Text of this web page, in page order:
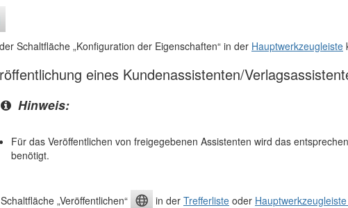
Schaltfläche „Konfiguration der Eigenschaften“ in der Hauptwerkzeugleiste
eines Kundenassistenten/
Hinweis:
Für das Veröffentlichen von freigegebenen Assistenten wird das
benötigt.
„Veröffentlichen“
in der Trefferliste oder Hauptwerkzeugleiste